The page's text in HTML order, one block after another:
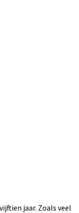
jaar. Zoals veel